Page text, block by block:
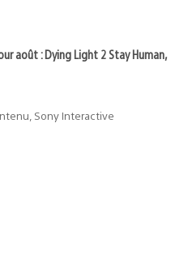
août : Dying Light 2 Stay Human,
Sony Interactive